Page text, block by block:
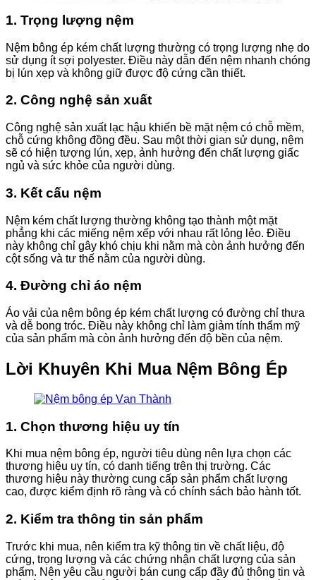
1. Trọng lượng nệm
Nệm bông ép kém chất lượng thường có trọng lượng nhẹ do
sử dụng ít sợi polyester. Điều này dẫn đến nệm nhanh chóng
bị lún xẹp và không giữ được độ cứng cần thiết.
2. Công nghệ sản xuất
Công nghệ sản xuất lạc hậu khiến bề mặt nệm có chỗ mềm,
chỗ cứng không đồng đều. Sau một thời gian sử dụng, nệm
sẽ có hiện tượng lún, xẹp, ảnh hưởng đến chất lượng giấc
ngủ và sức khỏe của người dùng.
3. Kết cấu nệm
Nệm kém chất lượng thường không tạo thành một mặt
phẳng khi các miếng nệm xếp với nhau rất lỏng lẻo. Điều
này không chỉ gây khó chịu khi nằm mà còn ảnh hưởng đến
cột sống và tư thế nằm của người dùng.
4. Đường chỉ áo nệm
Áo vải của nệm bông ép kém chất lượng có đường chỉ thưa
và dễ bong tróc. Điều này không chỉ làm giảm tính thẩm mỹ
của sản phẩm mà còn ảnh hưởng đến độ bền của nệm.
Lời Khuyên Khi Mua Nệm Bông Ép
1. Chọn thương hiệu uy tín
Khi mua nệm bông ép, người tiêu dùng nên lựa chọn các
thương hiệu uy tín, có danh tiếng trên thị trường. Các
thương hiệu này thường cung cấp sản phẩm chất lượng
cao, được kiểm định rõ ràng và có chính sách bảo hành tốt.
2. Kiểm tra thông tin sản phẩm
Trước khi mua, nên kiểm tra kỹ thông tin về chất liệu, độ
cứng, trọng lượng và các chứng nhận chất lượng của sản
phẩm. Nên yêu cầu người bán cung cấp đầy đủ thông tin và